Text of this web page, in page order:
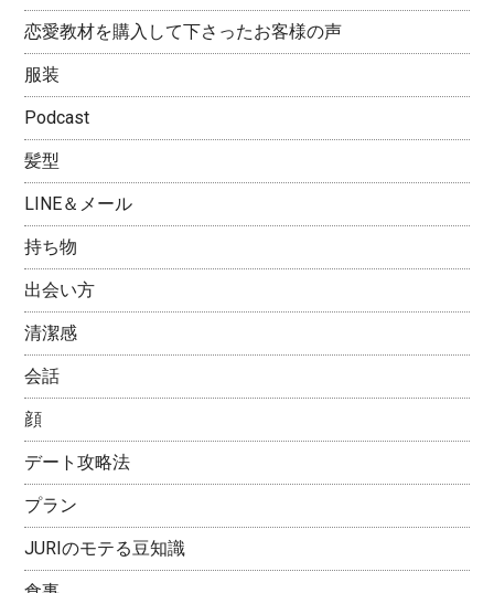
恋愛教材を購入して下さったお客様の声
服装
Podcast
髪型
LINE＆メール
持ち物
出会い方
清潔感
会話
顔
デート攻略法
プラン
JURIのモテる豆知識